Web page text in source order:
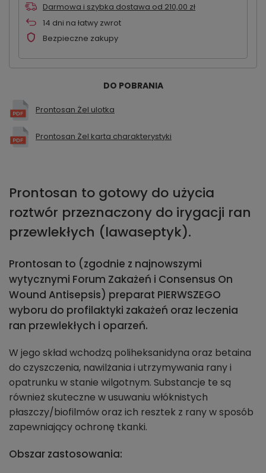
Darmowa i szybka dostawa od 210,00 zł
14 dni na łatwy zwrot
Bezpieczne zakupy
DO POBRANIA
Prontosan Żel ulotka
Prontosan Żel karta charakterystyki
Prontosan to gotowy do użycia
roztwór przeznaczony do irygacji ran
przewlekłych (lawaseptyk).
Prontosan to (zgodnie z najnowszymi
wytycznymi Forum Zakażeń i Consensus On
Wound Antisepsis) preparat PIERWSZEGO
wyboru do profilaktyki zakażeń oraz leczenia
ran przewlekłych i oparzeń.
W jego skład wchodzą poliheksanidyna oraz betaina
do czyszczenia, nawilżania i utrzymywania rany i
opatrunku w stanie wilgotnym. Substancje te są
również skuteczne w usuwaniu włóknistych
płaszczy/biofilmów oraz ich resztek z rany w sposób
zapewniający ochronę tkanki.
Obszar zastosowania: